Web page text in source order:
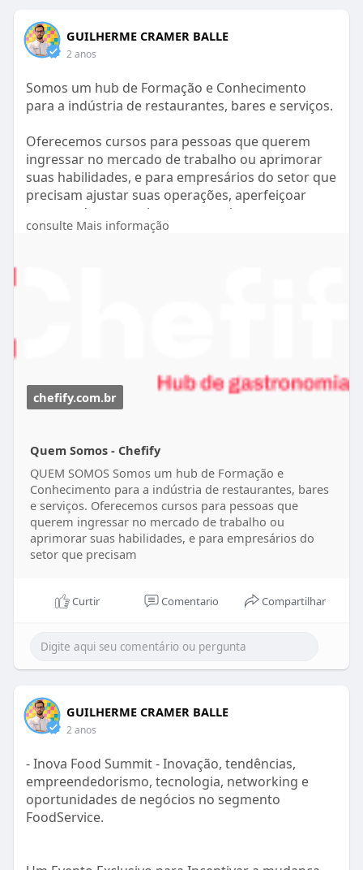
GUILHERME CRAMER BALLE
2 anos
Somos um hub de Formação e Conhecimento
para a indústria de restaurantes, bares e serviços.
Oferecemos cursos para pessoas que querem
ingressar no mercado de trabalho ou aprimorar
suas habilidades, e para empresários do setor que
precisam ajustar suas operações, aperfeiçoar
seus produtos e treinar suas equipes.
consulte Mais informação
chefify.com.br
Quem Somos - Chefify
QUEM SOMOS Somos um hub de Formação e
Conhecimento para a indústria de restaurantes, bares
e serviços. Oferecemos cursos para pessoas que
querem ingressar no mercado de trabalho ou
aprimorar suas habilidades, e para empresários do
setor que precisam
Curtir Comentario Compartilhar
GUILHERME CRAMER BALLE
2 anos
- Inova Food Summit - Inovação, tendências,
empreendedorismo, tecnologia, networking e
oportunidades de negócios no segmento
FoodService.